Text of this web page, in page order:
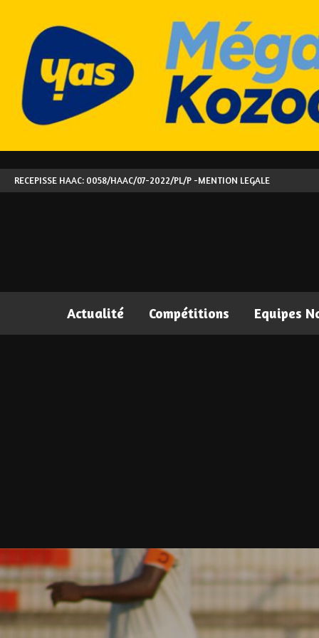
RECEPISSE HAAC: 0058/HAAC/07-2022/PL/P -MENTION LEGALE
Actualité Compétitions Equipes